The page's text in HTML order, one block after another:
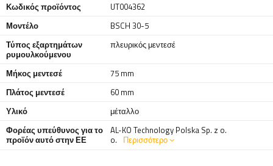
Κωδικός προϊόντος
UT004362
Μοντέλο
BSCH 30-5
Τύπος εξαρτημάτων
ρυμουλκούμενου
πλευρικός μεντεσέ
Μήκος μεντεσέ
75 mm
Πλάτος μεντεσέ
60 mm
Υλικό
μέταλλο
Φορέας υπεύθυνος για το
προϊόν αυτό στην ΕΕ
AL-KO Technology Polska Sp. z o.
o. Περισσότερο